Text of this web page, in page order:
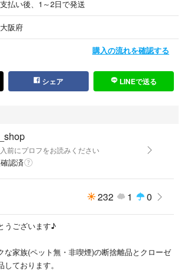
が見れます⬇️
ん
ルをご一読ください。
くお願いいたします。
CA4LA arth mature ha. Nine Tailor RACAL TH
Retter ROTOTO TONBOWなどがお好きな方にも
支払い後、1～2日で発送
大阪府
購入の流れを確認する
シェア LINEで送る
前にプロフをお読みください
認済
232 1 0
うございます♪
な家族(ペット無・非喫煙)の断捨離品とクローゼ
ております。